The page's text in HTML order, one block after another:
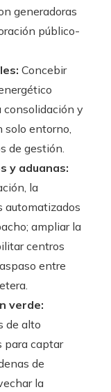
generadoras
público-
Concebir
consolidación y
solo entorno,
de gestión.
y aduanas:
la
automatizados
ampliar la
centros
entre
verde:
de alto
para captar
de
la